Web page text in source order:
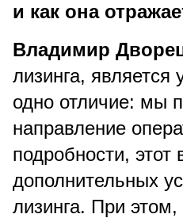
и как она
Владимир
лизинга, является
одно отличие: мы
направление
подробности,
дополнительных
лизинга. При этом,